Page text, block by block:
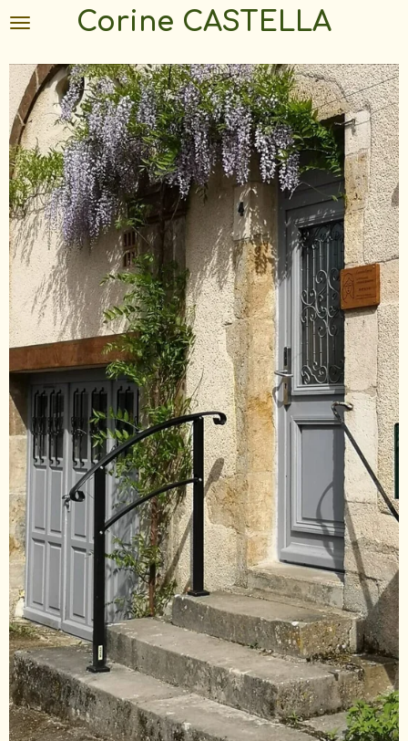
Passer
contenu
principal
Corine CASTELLA